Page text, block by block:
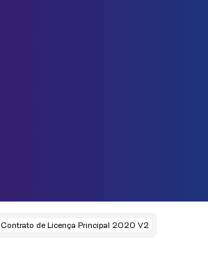
Contrato de Licença Principal 2020 V2